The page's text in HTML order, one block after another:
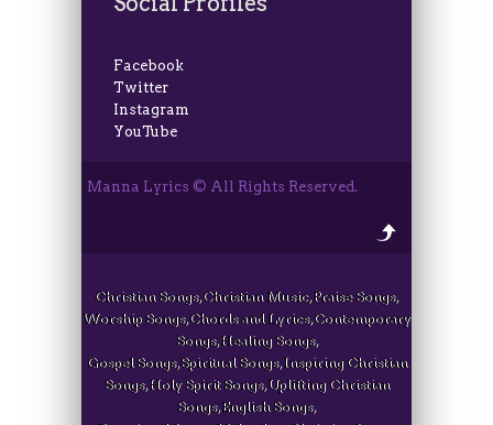
Facebook
Twitter
Instagram
YouTube
Manna Lyrics © All Rights Reserved.
Christian Songs, Christian Music, Praise Songs,
Worship Songs, Chords and Lyrics, Contemporary
Songs, Healing Songs,
Gospel Songs, Spiritual Songs, Inspiring Christian
Songs, Holy Spirit Songs, Uplifting Christian
Songs, English Songs,